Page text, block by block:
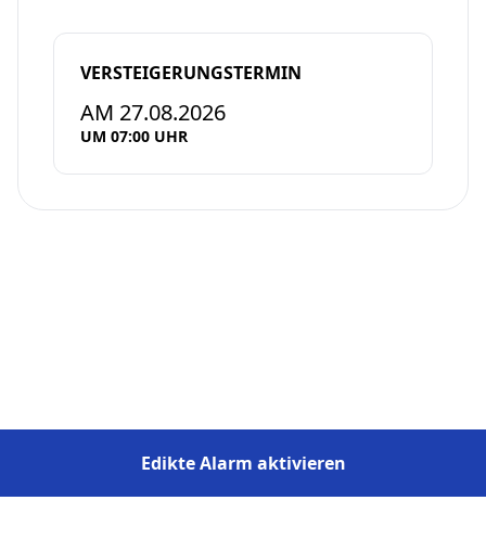
Edikte Alarm aktivieren
VERSTEIGERUNGSTERMIN
AM 27.08.2026
UM 07:00 UHR